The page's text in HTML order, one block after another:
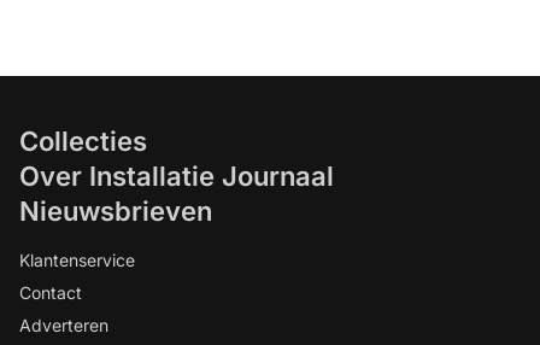
Collecties
Over Installatie Journaal
Nieuwsbrieven
Klantenservice
Contact
Adverteren